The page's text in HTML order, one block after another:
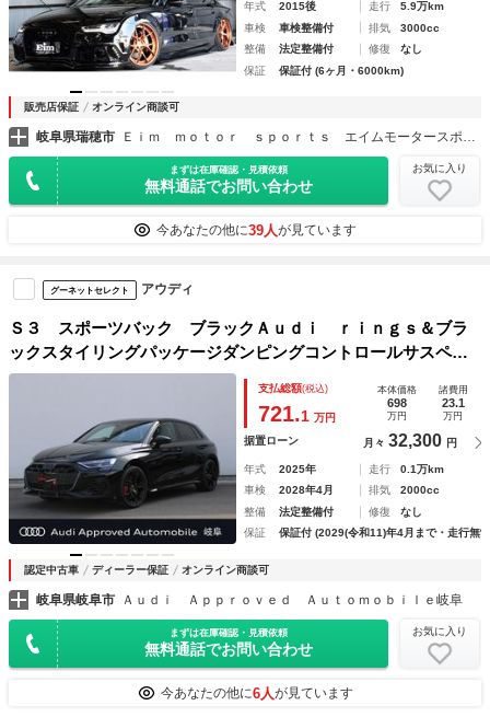
年式 2015後 走行
5.9万km
車検
車検整備付 排気
3000cc
整備
法定整備付 修復
なし
保証
保証付 (6ヶ月・6000km)
販売店保証 オンライン商談可
岐阜県瑞穂市 Ｅｉｍ ｍｏｔｏｒ ｓｐｏｒｔｓ エイムモータースポーツ
まずは在庫確認・見積依頼
無料通話でお問い合わせ
お気に入り
今あなたの他に39人が見ています
グーネットセレクト アウディ
Ｓ３ スポーツバック ブラックＡｕｄｉ ｒｉｎｇｓ＆ブラ
ックスタイリングパッケージダンピングコントロールサスペン
ションＳＯＮＯＳ ３Ｄサウンドシステムカラードブレーキキ
支払総額(税込)
721.1 万円
本体価格
698
万円
諸費用
23.1
万円
据置ローン 月々 32,300 円
年式 2025年 走行
0.1万km
車検
2028年4月 排気
2000cc
整備
法定整備付 修復
なし
保証
保証付 (2029(令和11)年4月まで・走行無
認定中古車 ディーラー保証 オンライン商談可
岐阜県岐阜市 Ａｕｄｉ Ａｐｐｒｏｖｅｄ Ａｕｔｏｍｏｂｉｌｅ岐阜
まずは在庫確認・見積依頼
無料通話でお問い合わせ
お気に入り
今あなたの他に6人が見ています